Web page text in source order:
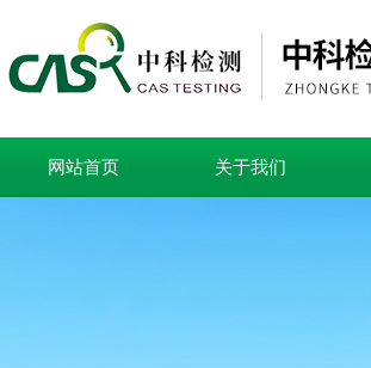
网站首页 关于我们